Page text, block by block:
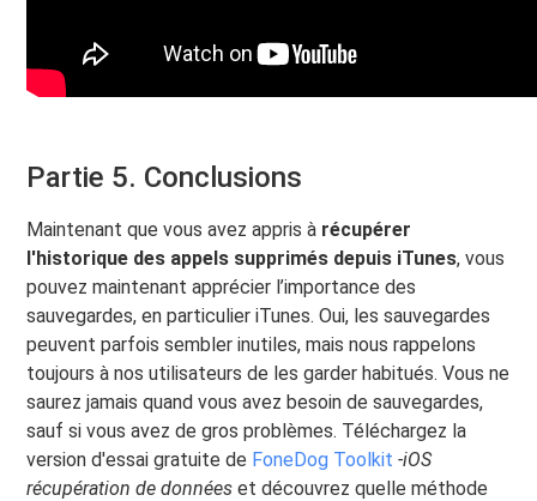
Partie 5. Conclusions
Maintenant que vous avez appris à récupérer
l'historique des appels supprimés depuis iTunes, vous
pouvez maintenant apprécier l’importance des
sauvegardes, en particulier iTunes. Oui, les sauvegardes
peuvent parfois sembler inutiles, mais nous rappelons
toujours à nos utilisateurs de les garder habitués. Vous ne
saurez jamais quand vous avez besoin de sauvegardes,
sauf si vous avez de gros problèmes. Téléchargez la
version d'essai gratuite de FoneDog Toolkit -iOS
récupération de données et découvrez quelle méthode